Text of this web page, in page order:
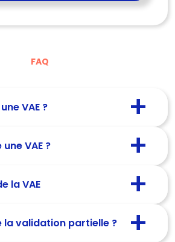
FAQ
VAE ?
VAE ?
la VAE
la validation partielle ?